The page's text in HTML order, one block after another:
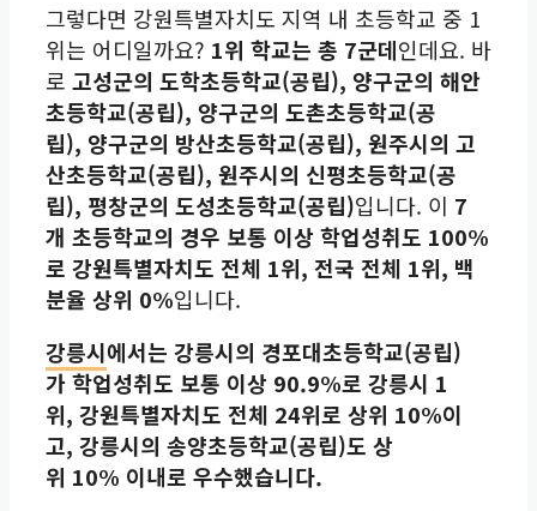
그렇다면 강원특별자치도 지역 내 초등학교 중 1
위는 어디일까요? 1위 학교는 총 7군데인데요. 바
로 고성군의 도학초등학교(공립), 양구군의 해안
초등학교(공립), 양구군의 도촌초등학교(공
립), 양구군의 방산초등학교(공립), 원주시의 고
산초등학교(공립), 원주시의 신평초등학교(공
립), 평창군의 도성초등학교(공립)입니다. 이 7
개 초등학교의 경우 보통 이상 학업성취도 100%
로 강원특별자치도 전체 1위, 전국 전체 1위, 백
분율 상위 0%입니다.
강릉시에서는 강릉시의 경포대초등학교(공립)
가 학업성취도 보통 이상 90.9%로 강릉시 1
위, 강원특별자치도 전체 24위로 상위 10%이
고, 강릉시의 송양초등학교(공립)도 상
위 10% 이내로 우수했습니다.